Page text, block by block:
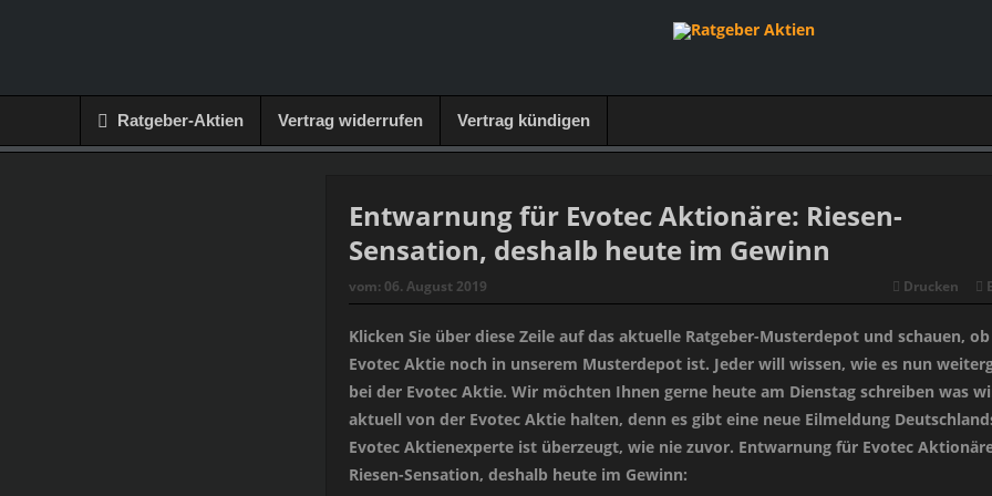
Ratgeber-Aktien Vertrag widerrufen Vertrag kündigen
Entwarnung für Evotec Aktionäre: Riesen-
Sensation, deshalb heute im Gewinn
vom: 06. August 2019 Drucken
Klicken Sie über diese Zeile auf das aktuelle Ratgeber-Musterdepot und schauen,
Evotec Aktie noch in unserem Musterdepot ist. Jeder will wissen, wie es nun
bei der Evotec Aktie. Wir möchten Ihnen gerne heute am Dienstag schreiben was
aktuell von der Evotec Aktie halten, denn es gibt eine neue Eilmeldung
Evotec Aktienexperte ist überzeugt, wie nie zuvor. Entwarnung für Evotec
Riesen-Sensation, deshalb heute im Gewinn: